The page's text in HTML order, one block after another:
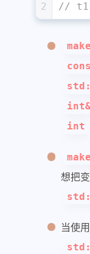
2
// t1
int
想把
当使用